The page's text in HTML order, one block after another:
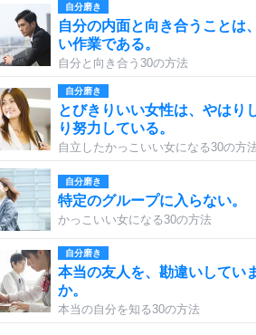
自分磨き
自分の内面と向き合うことは
い作業である。
自分と向き合う30の方法
自分磨き
とびきりいい女性は、やはり
り努力している。
自立したかっこいい女になる30の方
自分磨き
特定のグループに入らない。
かっこいい女になる30の方法
自分磨き
本当の友人を、勘違いしてい
か。
本当の自分を知る30の方法